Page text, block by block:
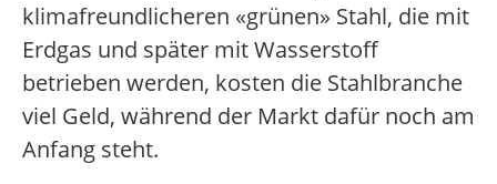
klimafreundlicheren «grünen» Stahl, die mit
Erdgas und später mit Wasserstoff
betrieben werden, kosten die Stahlbranche
viel Geld, während der Markt dafür noch am
Anfang steht.